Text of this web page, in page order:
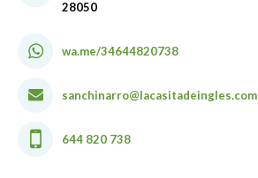
28050
wa.me/34644820738
sanchinarro@lacasitadeingles.com
644 820 738